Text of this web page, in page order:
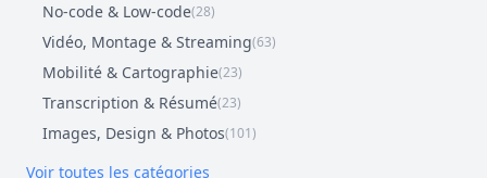
No-code & Low-code(28)
Vidéo, Montage & Streaming(63)
Mobilité & Cartographie(23)
Transcription & Résumé(23)
Images, Design & Photos(101)
Voir toutes les catégories